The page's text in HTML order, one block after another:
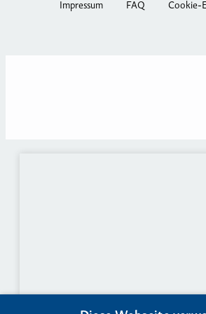
Impressum
FAQ Cookie-